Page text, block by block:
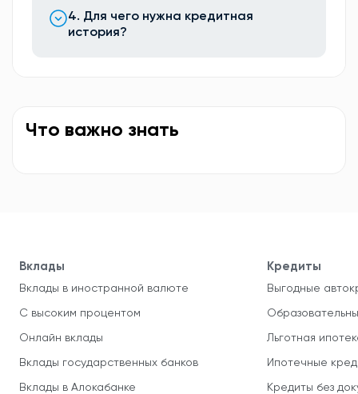
4. Для чего нужна кредитная
история?
Что важно знать
Вклады
Вклады в иностранной валюте
С высоким процентом
Онлайн вклады
Вклады государственных банков
Вклады в Алокабанке
Кредиты
Выгодные
Льготная
Ипотечные
Кредиты без